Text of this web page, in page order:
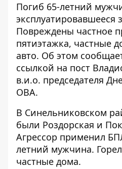
Погиб 65-летний
Повреждены частное
пятиэтажка, частные
авто. Об этом
ссылкой на пост
в.и.о. председателя
ОВА.
В Синельниковском
были Роздорская и
Агрессор применил
летний мужчина.
частные дома.